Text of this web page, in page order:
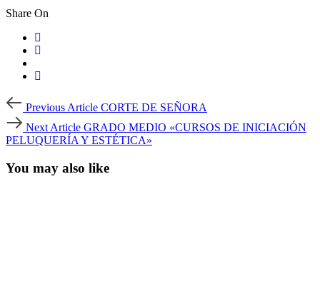
Share On
Post
navigation
Article
Previous Article CORTE DE SEÑORA
Article
Next Article GRADO MEDIO «CURSOS DE INICIACIÓN
PELUQUERÍA Y ESTÉTICA»
You may also like